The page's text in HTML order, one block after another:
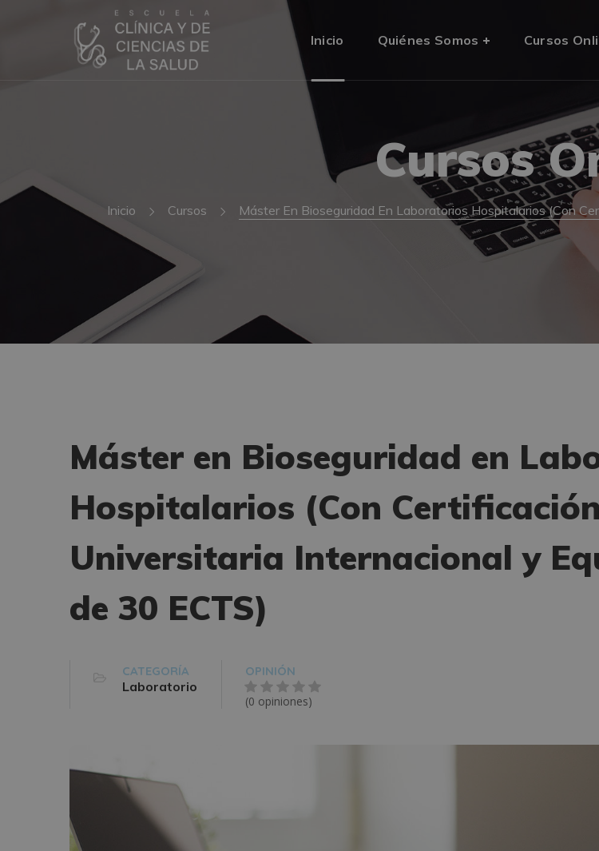
Inicio Quiénes Somos Cursos
Cursos
Inicio Cursos Máster En Bioseguridad En Laboratorios Hospitalarios (Con
Máster en Bioseguridad en
Hospitalarios (Con Certificación
Universitaria Internacional y
de 30 ECTS)
CATEGORÍA
Laboratorio
OPINIÓN
(0 opiniones)